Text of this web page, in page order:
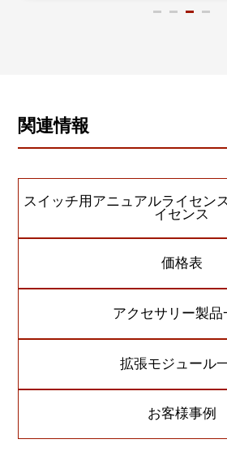
関連情報
スイッチ用アニュアルライセン
イセンス
価格表
アクセサリー製品
拡張モジュール
お客様事例